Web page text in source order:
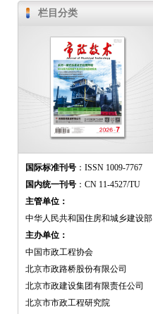
栏目分类
国际标准刊号 ：ISSN 1009-7767
国内统一刊号 ：CN 11-4527/TU
主管单位：
中华人民共和国住房和城乡建设部
主办单位：
中国市政工程协会
北京市政路桥股份有限公司
北京市政建设集团有限责任公司
北京市市政工程研究院